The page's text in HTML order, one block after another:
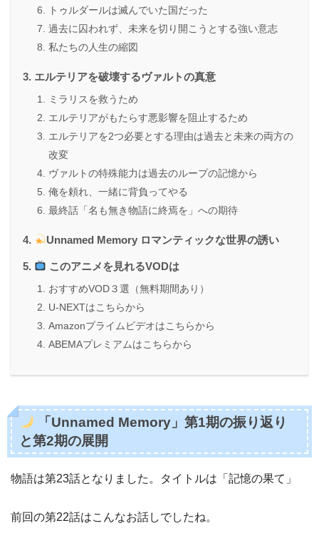
トゥルダールは滅んでいた国だった
過去に囚われず、未来を切り開こうとする強い意志
私たちの人生の縮図
エルテリアを破壊するヴァルトの真意
ミラリスを救うため
エルテリアがもたらす悪影響を阻止するため
エルテリアを2つ必要とする理由は過去と未来の両方の
改変
ヴァルトの特殊能力は過去のループの記憶から
俺を頼れ、一緒に背負ってやる
最終話「名も無き物語に終焉を」への期待
Unnamed Memory ロマンティックな世界の誘い
このアニメを見れるVODは
おすすめVOD３選（無料期間あり）
U-NEXTはこちらから
Amazonプライムビデオはこちらから
ABEMAプレミアムはこちらから
「Unnamed Memory」第1期の振り返り
と第2期の展開
物語は第23話となりました。タイトルは「記憶の果て」
前回の第22話はこんなお話しでしたね。